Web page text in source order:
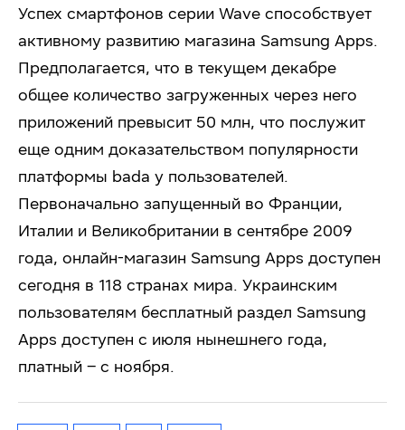
Успех смартфонов серии Wave способствует
активному развитию магазина Samsung Apps.
Предполагается, что в текущем декабре
общее количество загруженных через него
приложений превысит 50 млн, что послужит
еще одним доказательством популярности
платформы bada у пользователей.
Первоначально запущенный во Франции,
Италии и Великобритании в сентябре 2009
года, онлайн-магазин Samsung Apps доступен
сегодня в 118 странах мира. Украинским
пользователям бесплатный раздел Samsung
Apps доступен с июля нынешнего года,
платный – с ноября.